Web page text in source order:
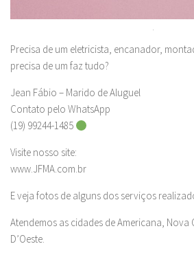
.
Precisa de um eletricista, encanador,
precisa de um faz tudo?
Jean Fábio – Marido de Aluguel
Contato pelo WhatsApp
(19) 99244-1485
Visite nosso site:
www.JFMA.com.br
E veja fotos de alguns dos serviços
Atendemos as cidades de Americana, Nova
D’Oeste.